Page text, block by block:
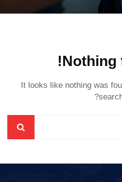
Nothing
It looks like nothing was